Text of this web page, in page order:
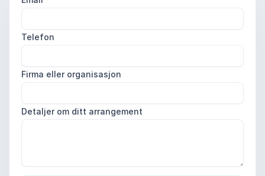
Telefon
Firma eller organisasjon
Detaljer om ditt arrangement